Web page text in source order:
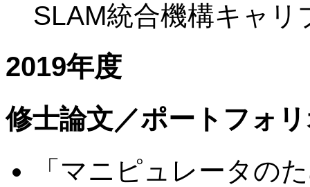
SLAM統合機構キャリ
2019年度
修士論文／ポートフォ
「マニピュレータの